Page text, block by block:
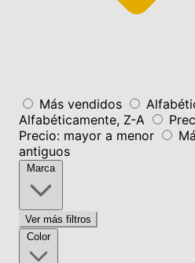
Más vendidos
Alfabéticamente, Z-A
Precio: mayor a menor
antiguos
Marca
Ver más filtros
Color